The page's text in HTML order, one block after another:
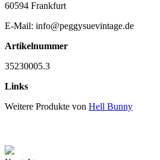
60594 Frankfurt
E-Mail: info@peggysuevintage.de
Artikelnummer
35230005.3
Links
Weitere Produkte von Hell Bunny